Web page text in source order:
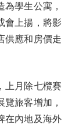
學生公寓，
會上揚，將影
供應和房價走
月除七欖賽
旅客增加，
在內地及海外